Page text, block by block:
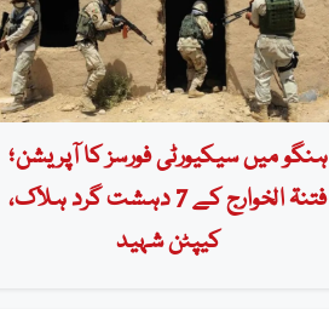
ہنگو میں سیکیورٹی فورسز کا آپریشن؛
فتنۃ الخوارج کے 7 دہشت گرد ہلاک،
کیپٹن شہید